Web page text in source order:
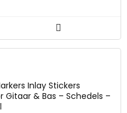
Inlay Stickers
Gitaar & Bas – Schedels –